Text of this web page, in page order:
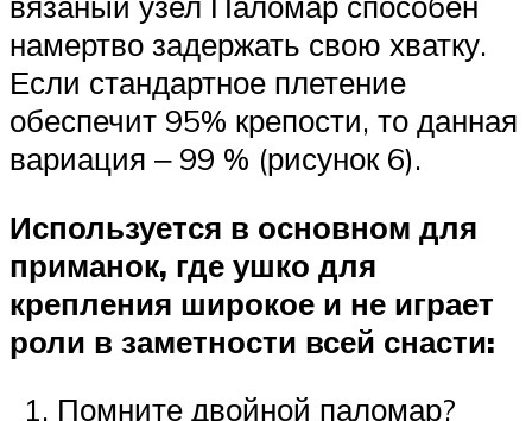
намертво задержать свою хватку.
Если стандартное плетение
обеспечит 95% крепости, то данная
вариация ‒ 99 % (рисунок 6).
Используется в основном для
приманок, где ушко для
крепления широкое и не играет
роли в заметности всей снасти:
Помните двойной паломар?